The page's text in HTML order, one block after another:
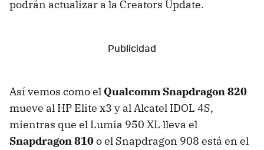
podrán actualizar a la Creators Update.
Así vemos como el Qualcomm Snapdragon 820
mueve al HP Elite x3 y al Alcatel IDOL 4S,
mientras que el Lumia 950 XL lleva el
Snapdragon 810o el Snapdragon 908 está en el